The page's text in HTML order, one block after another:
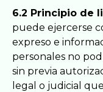
6.2 Principio de
puede ejercerse
expreso e
personales no
sin previa
legal o judicial